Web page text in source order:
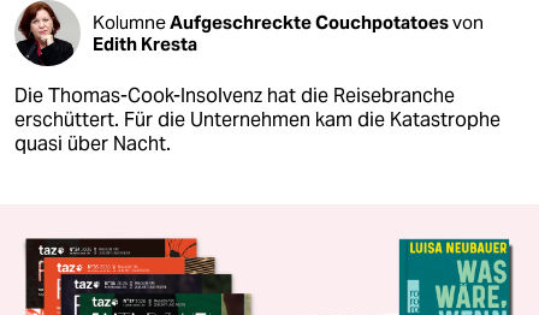
KolumneAufgeschreckte Couchpotatoesvon
Edith Kresta
Die Thomas-Cook-Insolvenz hat die Reisebranche
erschüttert. Für die Unternehmen kam die Katastrophe
quasi über Nacht.